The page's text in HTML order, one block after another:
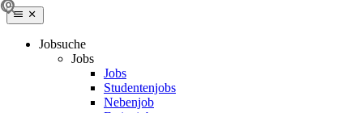
Jobsuche
Jobs
Jobs
Studentenjobs
Nebenjob